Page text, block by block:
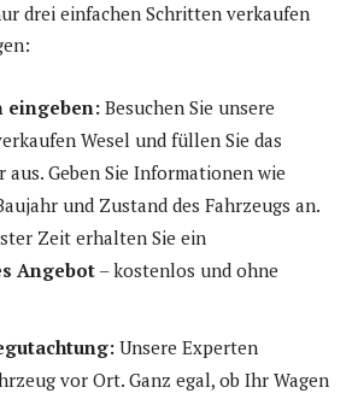
drei einfachen Schritten verkaufen
eingeben: Besuchen Sie unsere
Wesel und füllen Sie das
Geben Sie Informationen wie
und Zustand des Fahrzeugs an.
Zeit erhalten Sie ein
Angebot– kostenlos und ohne
Unsere Experten
vor Ort. Ganz egal, ob Ihr Wagen